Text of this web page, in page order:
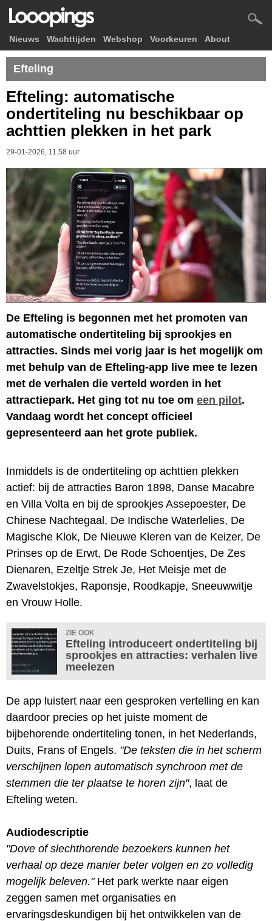
Nieuws Wachttijden Webshop Voorkeuren About
Efteling
Efteling: automatische
ondertiteling nu beschikbaar op
achttien plekken in het park
29-01-2026, 11.58 uur
De Efteling is begonnen met het promoten van
automatische ondertiteling bij sprookjes en
attracties. Sinds mei vorig jaar is het mogelijk om
met behulp van de Efteling-app live mee te lezen
met de verhalen die verteld worden in het
attractiepark. Het ging tot nu toe om een pilot.
Vandaag wordt het concept officieel
gepresenteerd aan het grote publiek.
Inmiddels is de ondertiteling op achttien plekken
actief: bij de attracties Baron 1898, Danse Macabre
en Villa Volta en bij de sprookjes Assepoester, De
Chinese Nachtegaal, De Indische Waterlelies, De
Magische Klok, De Nieuwe Kleren van de Keizer, De
Prinses op de Erwt, De Rode Schoentjes, De Zes
Dienaren, Ezeltje Strek Je, Het Meisje met de
Zwavelstokjes, Raponsje, Roodkapje, Sneeuwwitje
en Vrouw Holle.
ZIE OOK
Efteling introduceert ondertiteling bij
sprookjes en attracties: verhalen live
meelezen
De app luistert naar een gesproken vertelling en kan
daardoor precies op het juiste moment de
bijbehorende ondertiteling tonen, in het Nederlands,
Duits, Frans of Engels. "De teksten die in het scherm
verschijnen lopen automatisch synchroon met de
stemmen die ter plaatse te horen zijn", laat de
Efteling weten.
Audiodescriptie
"Dove of slechthorende bezoekers kunnen het
verhaal op deze manier beter volgen en zo volledig
mogelijk beleven."Het park werkte naar eigen
zeggen samen met organisaties en
ervaringsdeskundigen bij het ontwikkelen van de